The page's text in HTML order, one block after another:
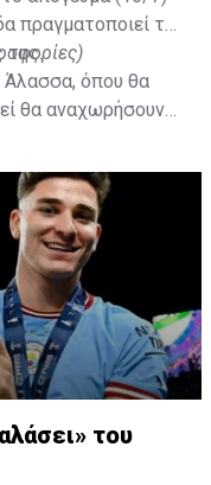
πραγματοποιεί το
της.
Άλασσα, όπου θα
θα αναχωρήσουν
του